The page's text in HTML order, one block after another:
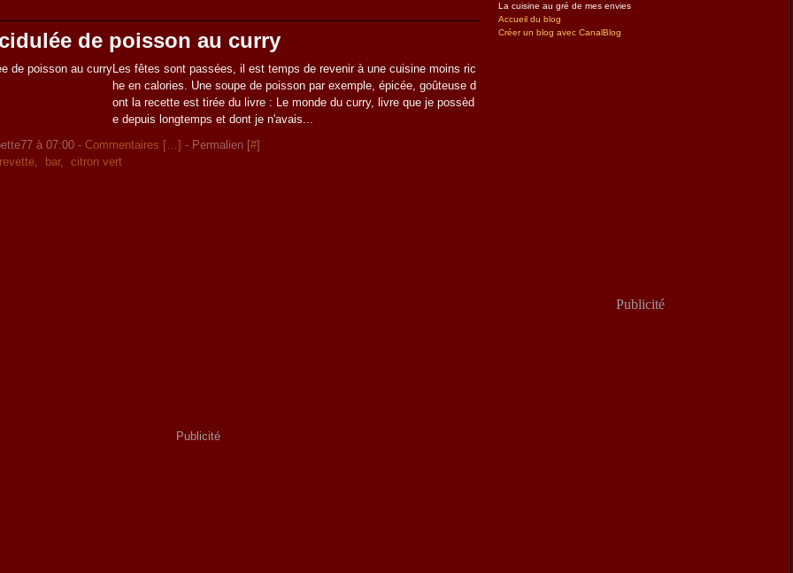
de poisson au curry
Les fêtes sont passées, il est temps de revenir à une cuisine moins ric
he en calories. Une soupe de poisson par exemple, épicée, goûteuse d
ont la recette est tirée du livre : Le monde du curry, livre que je possèd
e depuis longtemps et dont je n'avais...
à 07:00 -Commentaires […] - Permalien [#]
, bar,citron vert
Publicité
La cuisine au gré de mes envies
Accueil du blog
Créer un blog avec CanalBlog
Publicité